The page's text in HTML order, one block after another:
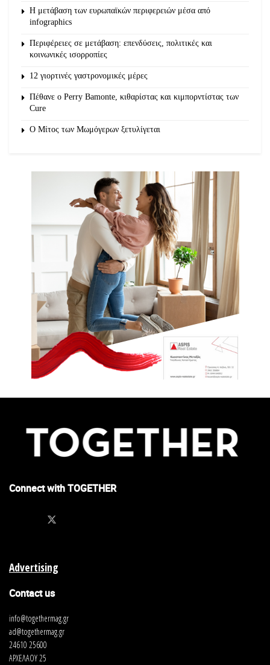
Η μετάβαση των ευρωπαϊκών περιφερειών μέσα από
infographics
Περιφέρειες σε μετάβαση: επενδύσεις, πολιτικές και
κοινωνικές ισορροπίες
12 γιορτινές γαστρονομικές μέρες
Πέθανε ο Perry Bamonte, κιθαρίστας και κιμπορντίστας των
Cure
O Μίτος των Μωμόγερων ξετυλίγεται
Connect with TOGETHER
Advertising
Contact us
info@togethermag.gr
ad@togethermag.gr
24610 25600
ΑΡΧΕΛΑΟΥ 25